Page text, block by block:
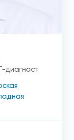
диагност